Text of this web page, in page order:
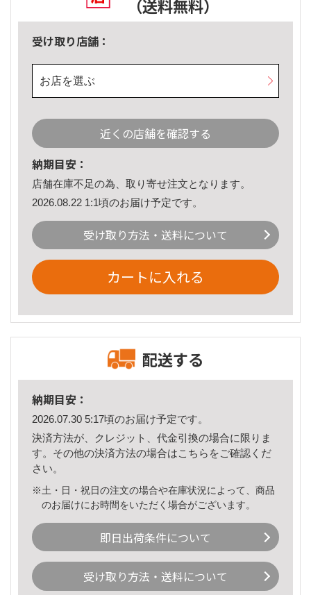
（送料無料）
受け取り店舗：
お店を選ぶ
近くの店舗を確認する
納期目安：
店舗在庫不足の為、取り寄せ注文となります。
2026.08.22 1:1頃のお届け予定です。
受け取り方法・送料について
カートに入れる
配送する
納期目安：
2026.07.30 5:17頃のお届け予定です。
決済方法が、クレジット、代金引換の場合に限りま
す。その他の決済方法の場合はこちら をご確認くだ
さい。
※土・日・祝日の注文の場合や在庫状況によって、商品
のお届けにお時間をいただく場合がございます。
即日出荷条件について
受け取り方法・送料について